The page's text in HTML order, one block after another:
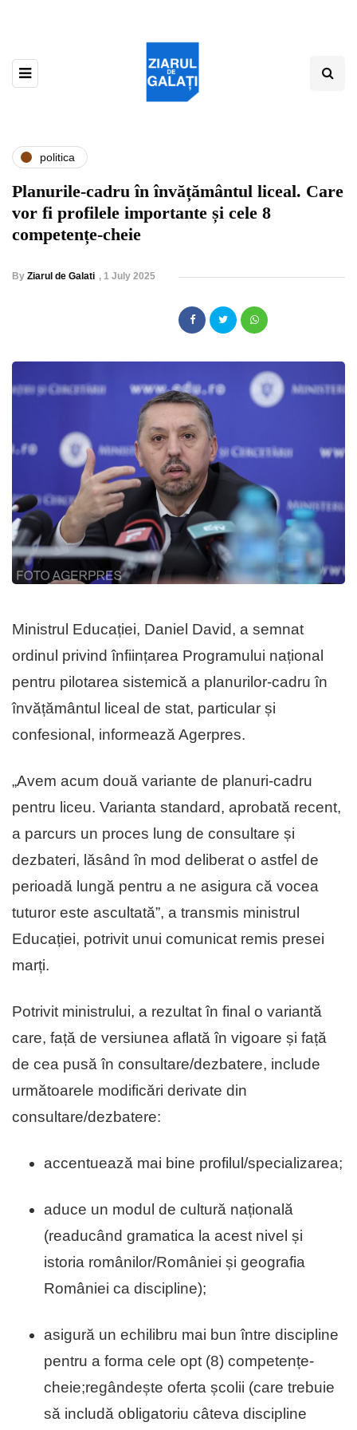
politica
Planurile-cadru în învățământul liceal. Care
vor fi profilele importante și cele 8
competențe-cheie
By Ziarul de Galati , 1 July 2025
Ministrul Educației, Daniel David, a semnat
ordinul privind înființarea Programului național
pentru pilotarea sistemică a planurilor-cadru în
învățământul liceal de stat, particular și
confesional, informează Agerpres.
„Avem acum două variante de planuri-cadru
pentru liceu. Varianta standard, aprobată recent,
a parcurs un proces lung de consultare și
dezbateri, lăsând în mod deliberat o astfel de
perioadă lungă pentru a ne asigura că vocea
tuturor este ascultată”, a transmis ministrul
Educației, potrivit unui comunicat remis presei
marți.
Potrivit ministrului, a rezultat în final o variantă
care, față de versiunea aflată în vigoare și față
de cea pusă în consultare/dezbatere, include
următoarele modificări derivate din
consultare/dezbatere:
accentuează mai bine profilul/specializarea;
aduce un modul de cultură națională
(readucând gramatica la acest nivel și
istoria românilor/României și geografia
României ca discipline);
asigură un echilibru mai bun între discipline
pentru a forma cele opt (8) competențe-
cheie;regândește oferta școlii (care trebuie
să includă obligatoriu câteva discipline